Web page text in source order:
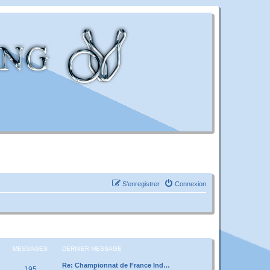
Connexion
S’enregistrer
MESSAGES DERNIER MESSAGE
Re: Championnat de France Ind…